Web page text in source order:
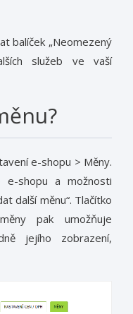
balíček „Neomezený
služeb ve vaší
e-shopu > Měny.
e-shopu a možnosti
další měnu“. Tlačítko
pak umožňuje
jejího zobrazení,